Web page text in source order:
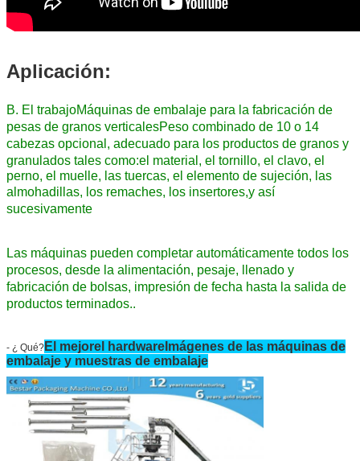
Aplicación:
B. El trabajoMáquinas de embalaje para la fabricación de
pesas de granos verticalesPeso combinado de 10 o 14
cabezas opcional , adecuado para los productos de granos y
granulados tales como:el material, el tornillo, el clavo, el
perno, el muelle, las tuercas, el elemento de sujeción, las
almohadillas, los remaches, los insertores,y así
sucesivamente
Las máquinas pueden completar automáticamente todos los
procesos, desde la alimentación, pesaje, llenado y
fabricación de bolsas, impresión de fecha hasta la salida de
productos terminados..
- ¿ Qué? El mejorel hardware Imágenes de las máquinas de
embalaje y muestras de embalaje